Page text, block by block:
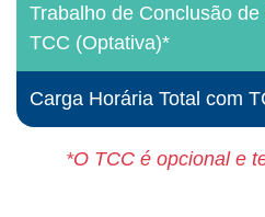
Trabalho de Conclusão de
TCC (Optativa)*
Carga Horária Total com
*O TCC é opcional e